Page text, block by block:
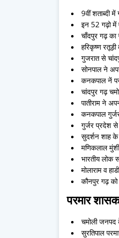
9वीं शताब्दी
इन 52 गढ़ो में
चाँदपुर गढ़ का
हरिकृष्ण
गुजरात से
सोनपाल ने
कनकपाल नें
चांदपुर गढ़
पातीराम ने
कनकपाल
गुर्जर प्रदेश
सुदर्शन शाह
मणिकलाल
भारतीय लोक
मोलाराम व
कौनपुर गढ़
परमार
चमोली जनपद
सुरतिपाल